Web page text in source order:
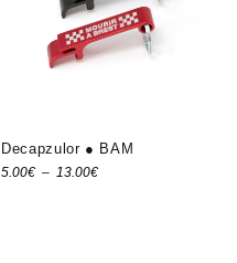
Decapzulor ● BAM
5.00€ – 13.00€Plage